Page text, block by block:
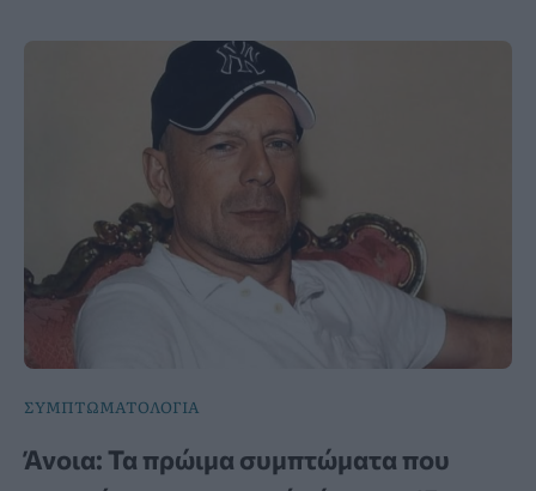
ΣΥΜΠΤΩΜΑΤΟΛΟΓΙΑ
Άνοια: Τα πρώιμα συμπτώματα που